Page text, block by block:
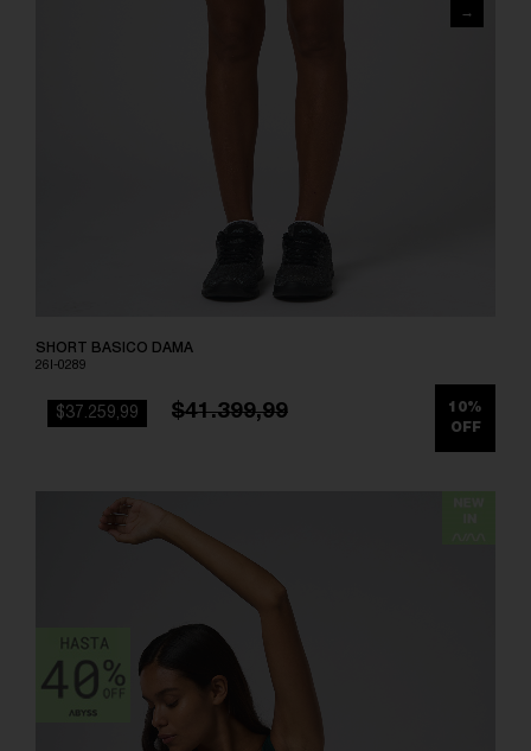
SHORT BASICO DAMA
26I-0289
$37.259,99 $41.399,99
10%
OFF